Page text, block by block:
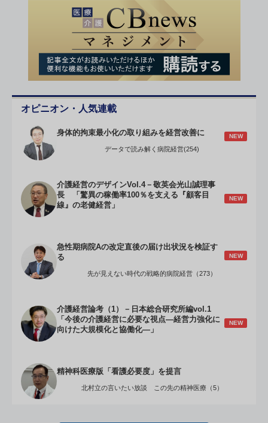
オピニオン・人気連載
身体的拘束最小化の取り組みを経営改善に NEW
データで読み解く病院経営(254)
介護経営のデザインVol.4－敬英会光山誠理事
長 「驚異の稼働率100％を支える『顧客目
線』の老健経営」
NEW
急性期病院Aの改定直後の届け出状況を検証す
る
NEW
先が見えない時代の戦略的病院経営（273）
介護経営論考（1）－日本総合研究所編vol.1
「今後の介護経営に必要な視点―経営力強化に
向けた大規模化と協働化―」
NEW
精神科医療版「看護必要度」を提言
北村立の言いたい放談 この先の精神医療（5）